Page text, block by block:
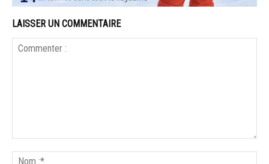
LAISSER UN COMMENTAIRE